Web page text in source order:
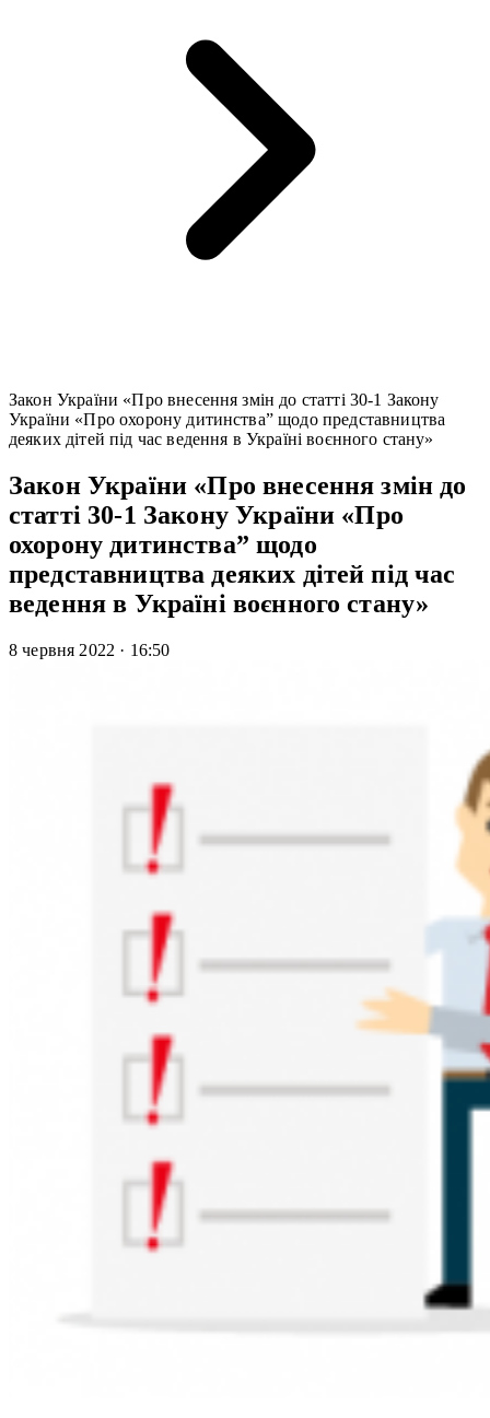
Закон України «Про внесення змін до статті 30-1 Закону
України «Про охорону дитинства” щодо представництва
деяких дітей під час ведення в Україні воєнного стану»
Закон України «Про внесення змін до
статті 30-1 Закону України «Про
охорону дитинства” щодо
представництва деяких дітей під час
ведення в Україні воєнного стану»
8 червня 2022 · 16:50